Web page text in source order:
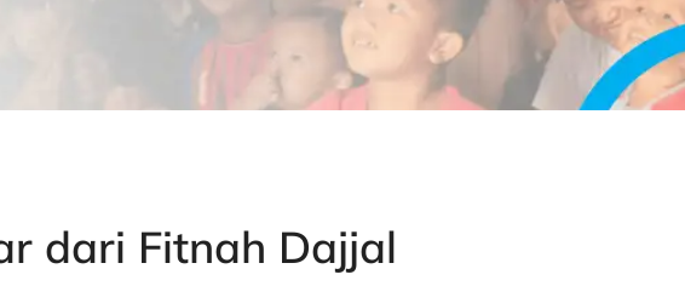
dari Fitnah Dajjal